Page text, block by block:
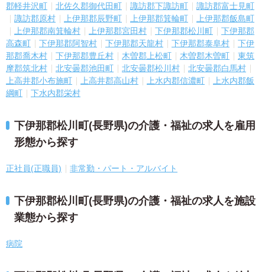
郡軽井沢町
北佐久郡御代田町 諏訪郡下諏訪町
諏訪郡富士見町
諏訪郡原村
上伊那郡辰野町 上伊那郡箕輪町
上伊那郡飯島町
上伊那郡南箕輪村
上伊那郡宮田村 下伊那郡松川町
下伊那郡
高森町
下伊那郡阿智村 下伊那郡天龍村 下伊那郡泰阜村
下伊
那郡喬木村
下伊那郡豊丘村 木曽郡上松町 木曽郡木曽町
東筑
摩郡筑北村
北安曇郡池田町 北安曇郡松川村
北安曇郡白馬村
上高井郡小布施町
上高井郡高山村 上水内郡信濃町
上水内郡飯
綱町
下水内郡栄村
下伊那郡松川町(長野県)の介護・福祉の求人を雇用
形態から探す
正社員(正職員) 非常勤・パート・アルバイト
下伊那郡松川町(長野県)の介護・福祉の求人を施設
業態から探す
病院